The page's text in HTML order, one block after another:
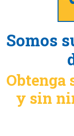
Somos
Obtenga
y sin